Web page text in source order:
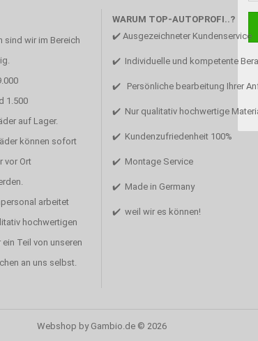
sind wir im Bereich
1.500
auf Lager.
können sofort
vor Ort
arbeitet
hochwertigen
Teil von unseren
an uns selbst.
WARUM TOP-AUTOPROFI..?
✔️ Ausgezeichneter Kundenservice
✔️ Individuelle und kompetente
✔️ Persönliche bearbeitung Ihrer
✔️ Nur qualitativ hochwertige
✔️ Kundenzufriedenheit 100%
✔️ Montage Service
✔️ Made in Germany
✔️ weil wir es können!
Webshop by Gambio.de © 2026